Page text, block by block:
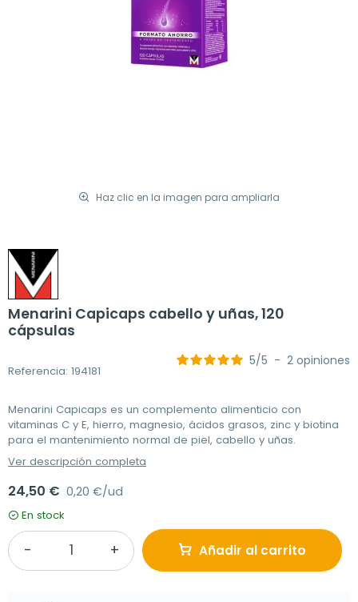
Haz clic en la imagen para ampliarla
Menarini Capicaps cabello y uñas, 120
cápsulas
Referencia: 194181
5/5 - 2 opiniones
Menarini Capicaps es un complemento alimenticio con
vitaminas C y E, hierro, magnesio, ácidos grasos, zinc y biotina
para el mantenimiento normal de piel, cabello y uñas.
Ver descripción completa
24,50 € 0,20 €/ud
En stock
Añadir al carrito